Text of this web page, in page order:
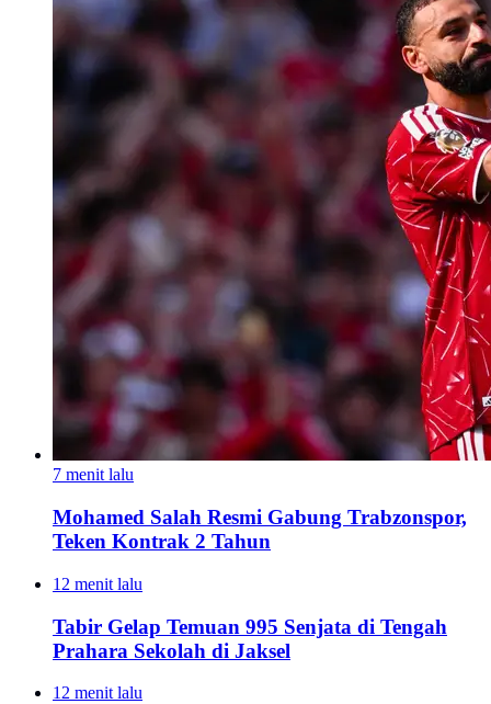
7 menit lalu
Mohamed Salah Resmi Gabung Trabzonspor,
Teken Kontrak 2 Tahun
12 menit lalu
Tabir Gelap Temuan 995 Senjata di Tengah
Prahara Sekolah di Jaksel
12 menit lalu